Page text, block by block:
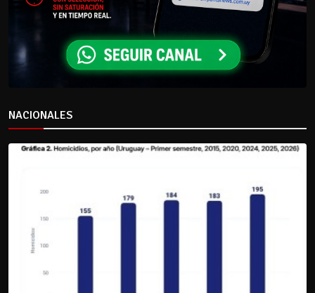
NACIONALES